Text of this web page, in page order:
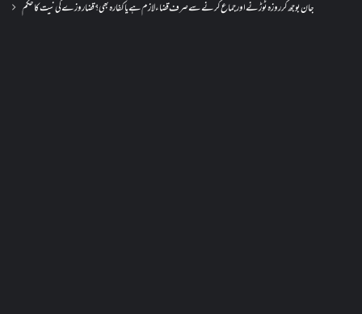
جان بوجھ کر روزہ ٹوڑنے اور جماع کرنے سے صرف قضاء لازم ہے یا کفارہ بھی؟ قضا روزے کی نیت کا حکم